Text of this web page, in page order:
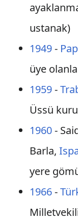
ustanak)
1949-
üye
1959-
Üssü
1960-
Barla,
yere
1966-